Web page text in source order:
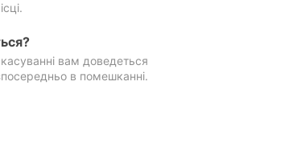
вам доведеться
в помешканні.